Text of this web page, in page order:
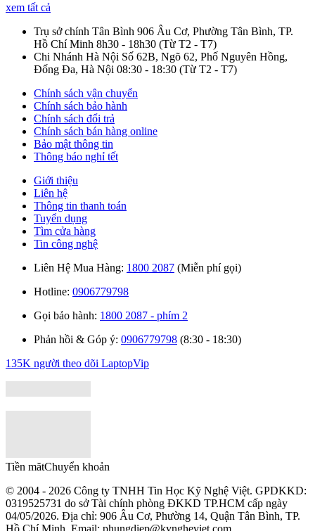
xem tất cả
Trụ sở chính Tân Bình 906 Âu Cơ, Phường Tân Bình, TP.
Hồ Chí Minh 8h30 - 18h30 (Từ T2 - T7)
Chi Nhánh Hà Nội Số 62B, Ngõ 62, Phố Nguyên Hồng,
Đống Đa, Hà Nội 08:30 - 18:30 (Từ T2 - T7)
Chính sách vận chuyển
Chính sách bảo hành
Chính sách đổi trả
Chính sách bán hàng online
Bảo mật thông tin
Thông báo nghỉ tết
Giới thiệu
Liên hệ
Thông tin thanh toán
Tuyển dụng
Tìm cửa hàng
Tin công nghệ
Liên Hệ Mua Hàng: 1800 2087 (Miễn phí gọi)
Hotline: 0906779798
Gọi bảo hành: 1800 2087 - phím 2
Phản hồi & Góp ý: 0906779798 (8:30 - 18:30)
135K người theo dõi LaptopVip
Tiền mătChuyển khoản
© 2004 - 2026 Công ty TNHH Tin Học Kỹ Nghệ Việt. GPDKKD:
0319525731 do sở Tài chính phòng ĐKKD TP.HCM cấp ngày
04/05/2026. Địa chỉ: 906 Âu Cơ, Phường 14, Quận Tân Bình, TP.
Hồ Chí Minh. Email: phungdiep@kyngheviet.com